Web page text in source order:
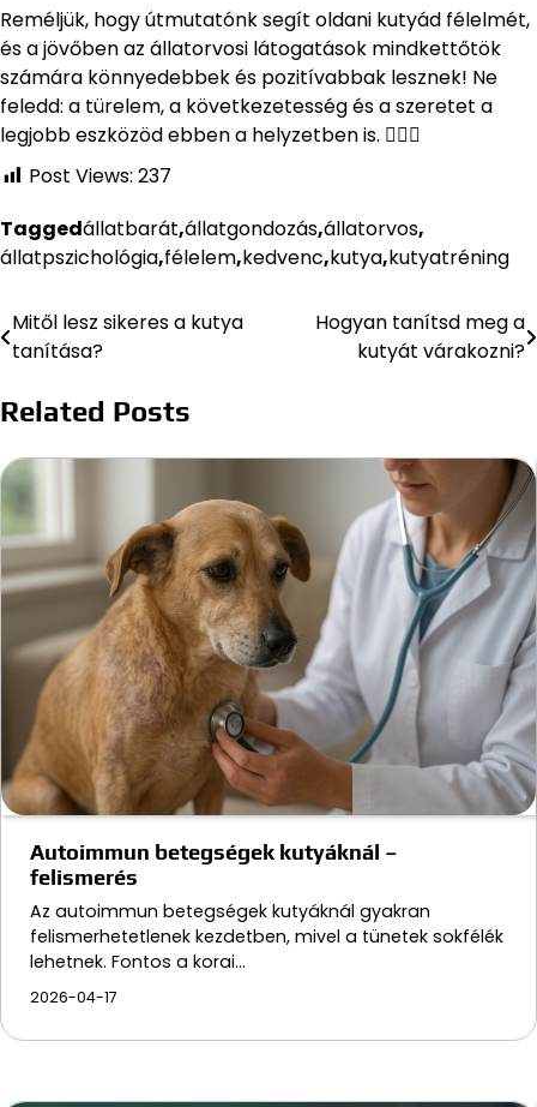
Reméljük, hogy útmutatónk segít oldani kutyád félelmét,
és a jövőben az állatorvosi látogatások mindkettőtök
számára könnyedebbek és pozitívabbak lesznek! Ne
feledd: a türelem, a következetesség és a szeretet a
legjobb eszközöd ebben a helyzetben is. 🐕‍🦺💚
Post Views: 237
Taggedállatbarát,állatgondozás,állatorvos,
állatpszichológia,félelem,kedvenc,kutya,kutyatréning
Bejegyzés
Mitől lesz sikeres a kutya
tanítása?
Hogyan tanítsd meg a
kutyát várakozni?
Related Posts
Autoimmun betegségek kutyáknál –
felismerés
Az autoimmun betegségek kutyáknál gyakran
felismerhetetlenek kezdetben, mivel a tünetek sokfélék
lehetnek. Fontos a korai…
2026-04-17